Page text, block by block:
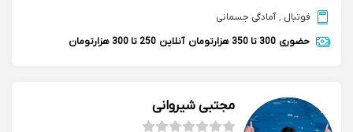
فوتبال , آمادگی جسمانی
حضوری 300 تا 350 هزارتومان آنلاین 250 تا 300 هزارتومان
مجتبی شیروانی